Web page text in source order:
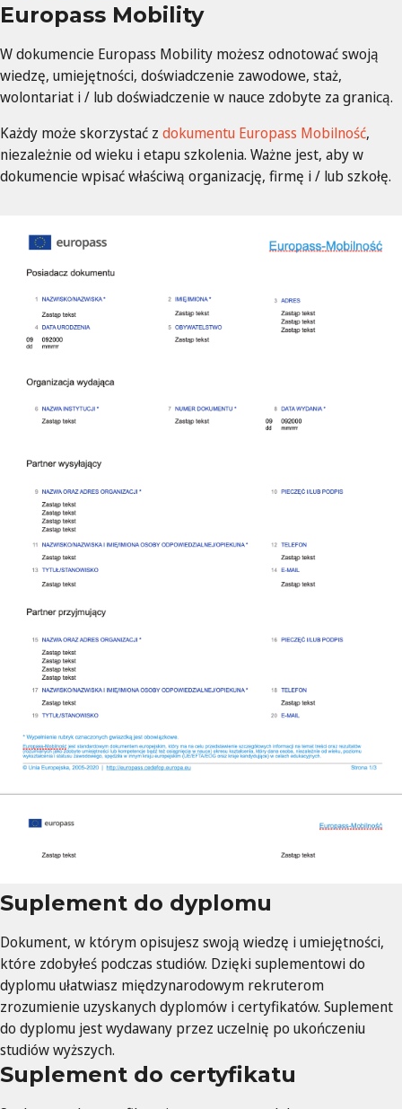
Europass Mobility
W dokumencie Europass Mobility możesz odnotować swoją
wiedzę, umiejętności, doświadczenie zawodowe, staż,
wolontariat i / lub doświadczenie w nauce zdobyte za granicą.
Każdy może skorzystać z dokumentu Europass Mobilność,
niezależnie od wieku i etapu szkolenia. Ważne jest, aby w
dokumencie wpisać właściwą organizację, firmę i / lub szkołę.
Suplement do dyplomu
Dokument, w którym opisujesz swoją wiedzę i umiejętności,
które zdobyłeś podczas studiów. Dzięki suplementowi do
dyplomu ułatwiasz międzynarodowym rekruterom
zrozumienie uzyskanych dyplomów i certyfikatów. Suplement
do dyplomu jest wydawany przez uczelnię po ukończeniu
studiów wyższych.
Suplement do certyfikatu